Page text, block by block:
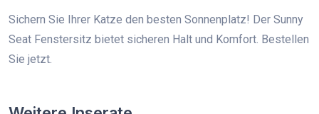
Sichern Sie Ihrer Katze den besten Sonnenplatz! Der Sunny
Seat Fenstersitz bietet sicheren Halt und Komfort. Bestellen
Sie jetzt.